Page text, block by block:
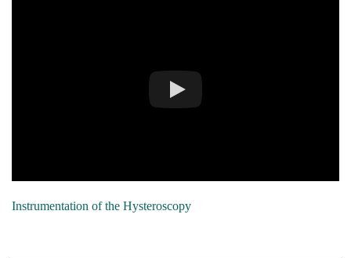
Instrumentation of the Hysteroscopy